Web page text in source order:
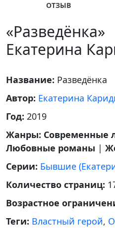
ОТЗЫВ
«Разведёнка»
Екатерина
Название: Разведёнка
Автор: Екатерина
Год: 2019
Жанры: Современные
Любовные романы |
Серии: Бывшие
Количество страниц:
Возрастное
Теги: Властный герой,